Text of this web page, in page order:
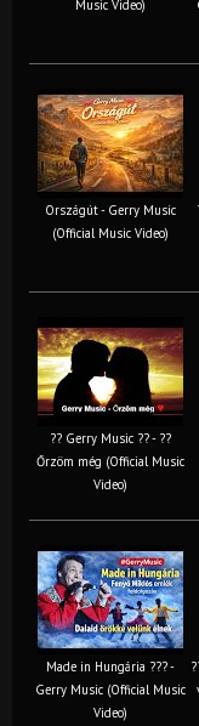
Music Video)
Országút - Gerry Music
(Official Music Video)
?? Gerry Music ?? - ??
Őrzöm még (Official Music
Video)
Made in Hungária ??? -
Gerry Music (Official Music
Video)